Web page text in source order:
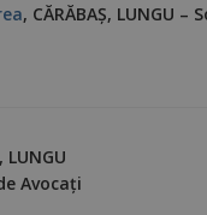
, CĂRĂBAŞ, LUNGU
LUNGU
Avocaţi